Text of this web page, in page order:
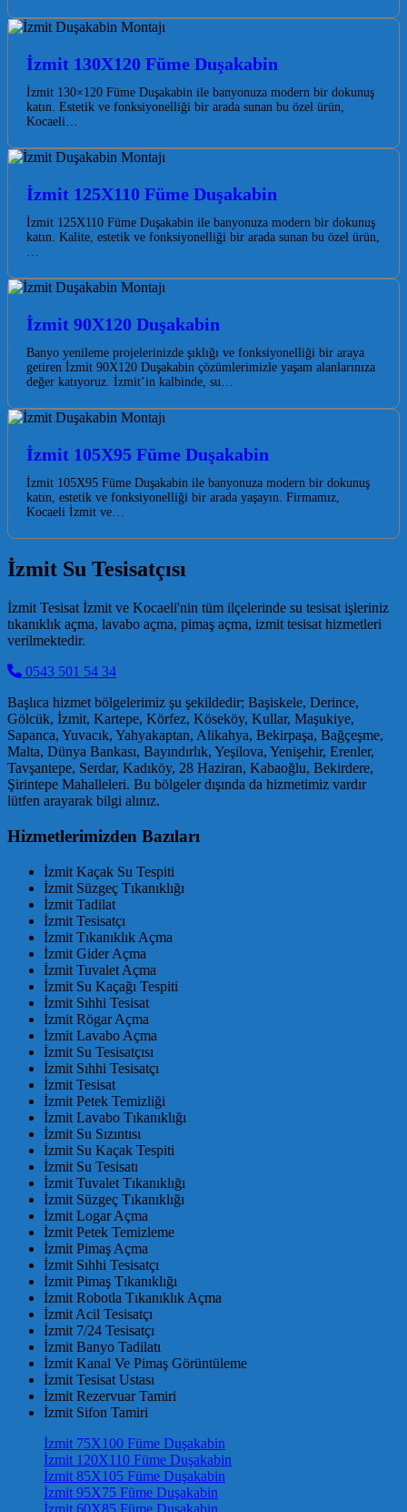
İzmit 130X120 Füme Duşakabin
İzmit 130×120 Füme Duşakabin ile banyonuza modern bir dokunuş
katın. Estetik ve fonksiyonelliği bir arada sunan bu özel ürün,
Kocaeli…
İzmit 125X110 Füme Duşakabin
İzmit 125X110 Füme Duşakabin ile banyonuza modern bir dokunuş
katın. Kalite, estetik ve fonksiyonelliği bir arada sunan bu özel ürün,
…
İzmit 90X120 Duşakabin
Banyo yenileme projelerinizde şıklığı ve fonksiyonelliği bir araya
getiren İzmit 90X120 Duşakabin çözümlerimizle yaşam alanlarınıza
değer katıyoruz. İzmit’in kalbinde, su…
İzmit 105X95 Füme Duşakabin
İzmit 105X95 Füme Duşakabin ile banyonuza modern bir dokunuş
katın, estetik ve fonksiyonelliği bir arada yaşayın. Firmamız,
Kocaeli İzmit ve…
İzmit Su Tesisatçısı
İzmit Tesisat İzmit ve Kocaeli'nin tüm ilçelerinde su tesisat işleriniz
tıkanıklık açma, lavabo açma, pimaş açma, izmit tesisat hizmetleri
verilmektedir.
0543 501 54 34
Başlıca hizmet bölgelerimiz şu şekildedir; Başiskele, Derince,
Gölcük, İzmit, Kartepe, Körfez, Köseköy, Kullar, Maşukiye,
Sapanca, Yuvacık, Yahyakaptan, Alikahya, Bekirpaşa, Bağçeşme,
Malta, Dünya Bankası, Bayındırlık, Yeşilova, Yenişehir, Erenler,
Tavşantepe, Serdar, Kadıköy, 28 Haziran, Kabaoğlu, Bekirdere,
Şirintepe Mahalleleri. Bu bölgeler dışında da hizmetimiz vardır
lütfen arayarak bilgi alınız.
Hizmetlerimizden Bazıları
İzmit Kaçak Su Tespiti
İzmit Süzgeç Tıkanıklığı
İzmit Tadilat
İzmit Tesisatçı
İzmit Tıkanıklık Açma
İzmit Gider Açma
İzmit Tuvalet Açma
İzmit Su Kaçağı Tespiti
İzmit Sıhhi Tesisat
İzmit Rögar Açma
İzmit Lavabo Açma
İzmit Su Tesisatçısı
İzmit Sıhhi Tesisatçı
İzmit Tesisat
İzmit Petek Temizliği
İzmit Lavabo Tıkanıklığı
İzmit Su Sızıntısı
İzmit Su Kaçak Tespiti
İzmit Su Tesisatı
İzmit Tuvalet Tıkanıklığı
İzmit Süzgeç Tıkanıklığı
İzmit Logar Açma
İzmit Petek Temizleme
İzmit Pimaş Açma
İzmit Sıhhi Tesisatçı
İzmit Pimaş Tıkanıklığı
İzmit Robotla Tıkanıklık Açma
İzmit Acil Tesisatçı
İzmit 7/24 Tesisatçı
İzmit Banyo Tadilatı
İzmit Kanal Ve Pimaş Görüntüleme
İzmit Tesisat Ustası
İzmit Rezervuar Tamiri
İzmit Sifon Tamiri
İzmit 75X100 Füme Duşakabin
İzmit 120X110 Füme Duşakabin
İzmit 85X105 Füme Duşakabin
İzmit 95X75 Füme Duşakabin
İzmit 60X85 Füme Duşakabin